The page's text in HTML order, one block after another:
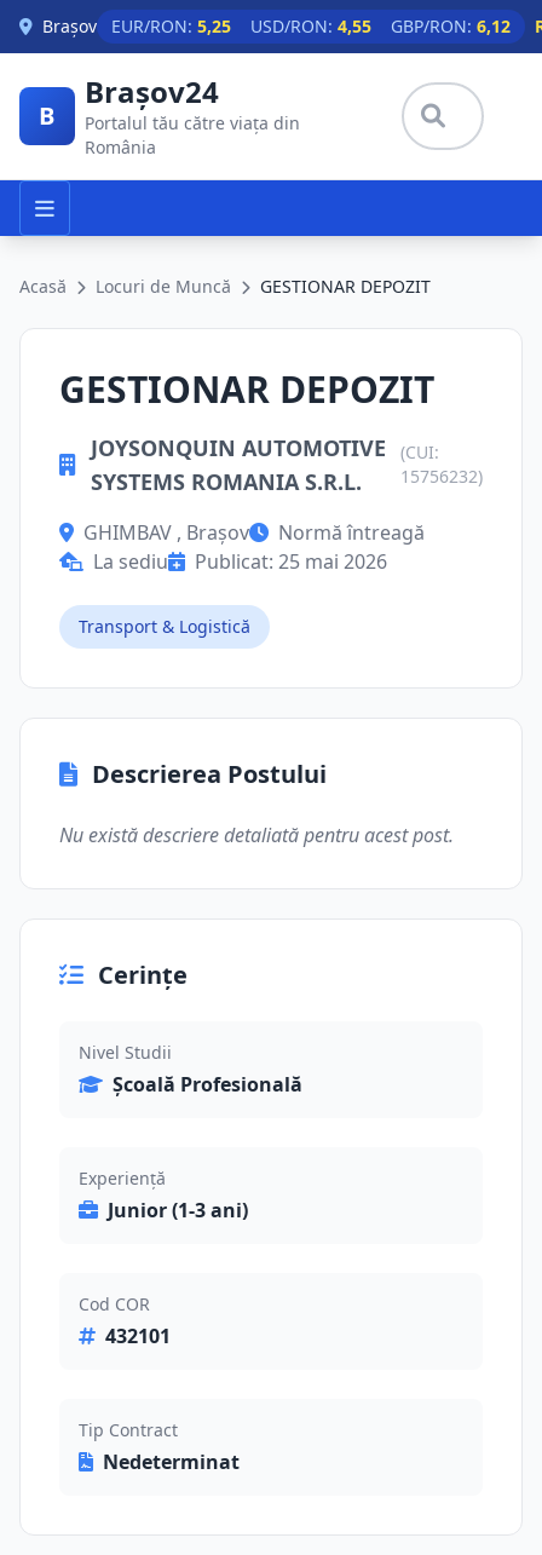
Skip to main content
Brașov EUR/RON: 5,25 USD/RON: 4,55 GBP/RON: 6,12
B
Brașov24
Portalul tău către viața din
România
Acasă Locuri de Muncă GESTIONAR DEPOZIT
GESTIONAR DEPOZIT
JOYSONQUIN AUTOMOTIVE
SYSTEMS ROMANIA S.R.L.
(CUI:
15756232)
GHIMBAV , Brașov
Normă întreagă
La sediu
Publicat: 25 mai 2026
Transport & Logistică
Descrierea Postului
Nu există descriere detaliată pentru acest post.
Cerințe
Nivel Studii
Școală Profesională
Experiență
Junior (1-3 ani)
Cod COR
432101
Tip Contract
Nedeterminat